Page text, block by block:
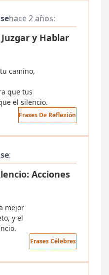
hace 2 años:
y Hablar
camino,
que tus
el silencio.
Frases De Reflexión
:
Acciones
mejor
y el
Frases Célebres